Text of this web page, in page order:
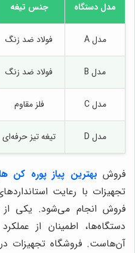
مدل دستگاه جنس تیغه
مدل A فولاد ضد زنگ
مدل B فولاد ضد زنگ
مدل C فلز مقاوم
مدل D تیغه تیز حرفه‌ای
فروش بهترین پیاز پوره کن
تجهیزات با رعایت
فروش انجام می‌شود. یکی
دستگاه‌ها، اطمینان از
آن‌هاست. فروشگاه تجهیزات در